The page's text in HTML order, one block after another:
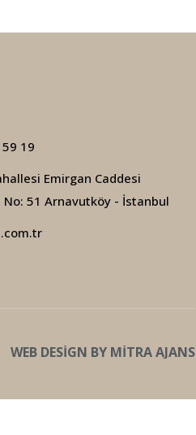
19
Emirgan Caddesi
No: 51 Arnavutköy - İstanbul
WEB DESIGN BY MITRA AJANS